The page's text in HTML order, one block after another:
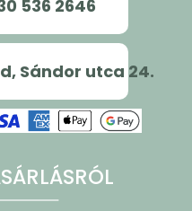
536 2646
Sándor utca 24.